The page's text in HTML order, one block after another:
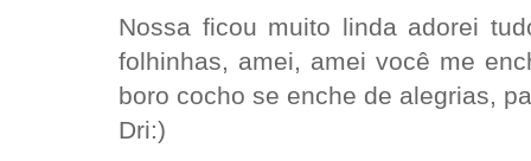
Nossa ficou muito linda adorei
folhinhas, amei, amei você me
boro cocho se enche de alegrias,
Dri:)